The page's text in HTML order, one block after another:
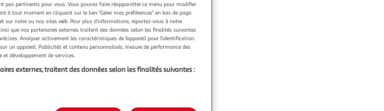
pas pertinents pour vous. Vous pouvez faire réapparaître ce menu pour modifier
à tout moment en cliquant sur le lien "Gérer mes préférences" en bas de page.
sur notre ou nos sites web. Pour plus d’informations, reportez-vous à notre
que nos partenaires externes traitent des données selon les finalités suivantes
Analyser activement les caractéristiques de l’appareil pour l’identification.
un appareil. Publicités et contenu personnalisés, mesure de performance des
et développement de services.
externes, traitent des données selon les finalités suivantes :